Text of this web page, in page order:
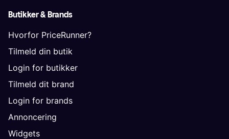
Butikker & Brands
Hvorfor PriceRunner?
Tilmeld din butik
Login for butikker
Tilmeld dit brand
Login for brands
Annoncering
Widgets